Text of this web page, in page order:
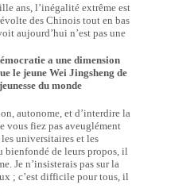
ans, l’inégalité extrême est
des Chinois tout en bas
aujourd’hui n’est pas une
a une dimension
le jeune Wei Jingsheng de
du monde
autonome, et d’interdire la
vous fiez pas aveuglément
universitaires et les
bienfondé de leurs propos, il
Je n’insisterais pas sur la
; c’est difficile pour tous, il